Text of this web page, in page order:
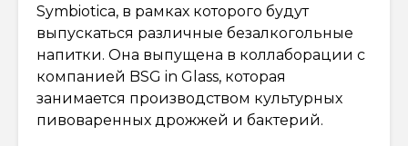
Symbiotica, в рамках которого будут
выпускаться различные безалкогольные
напитки. Она выпущена в коллаборации с
компанией BSG in Glass, которая
занимается производством культурных
пивоваренных дрожжей и бактерий.